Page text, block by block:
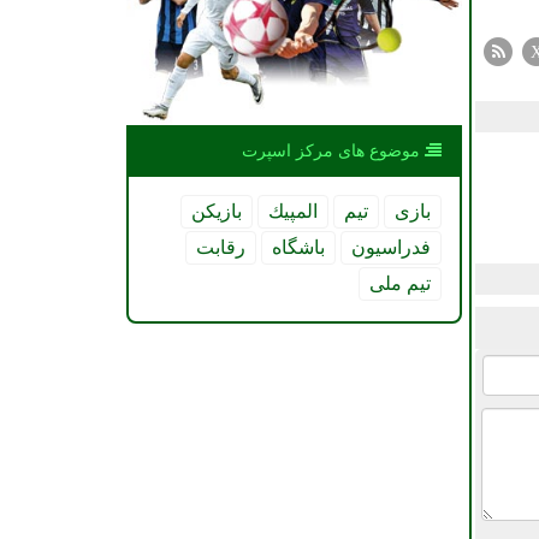
موضوع های مركز اسپرت
بازی تیم المپیك
بازیكن
فدراسیون
باشگاه
رقابت
تیم ملی